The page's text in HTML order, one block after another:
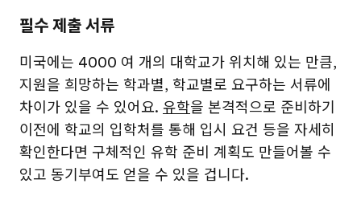
필수 제출 서류
미국에는 4000 여 개의 대학교가 위치해 있는 만큼,
지원을 희망하는 학과별, 학교별로 요구하는 서류에
차이가 있을 수 있어요. 유학을 본격적으로 준비하기
이전에 학교의 입학처를 통해 입시 요건 등을 자세히
확인한다면 구체적인 유학 준비 계획도 만들어볼 수
있고 동기부여도 얻을 수 있을 겁니다.